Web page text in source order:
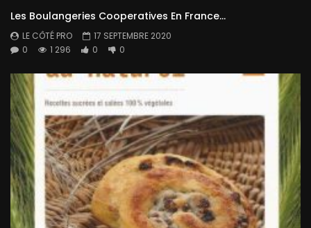
Les Boulangeries Cooperatives En France…
LE CÔTÉ PRO
17 SEPTEMBRE 2020
0
1 296 0 0